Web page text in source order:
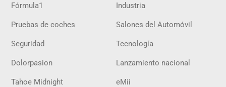
Fórmula1 Industria
Pruebas de coches Salones del Automóvil
Seguridad Tecnología
Dolorpasion Lanzamiento nacional
Tahoe Midnight eMii